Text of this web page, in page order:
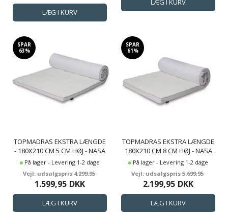
SPAR
63%
TOPMADRAS EKSTRA LÆNGDE
- 180X210 CM 5 CM HØJ - NASA
MEMORYSKUM - ERGONOMISK
TOPMADRAS - BORG LIVING
På lager - Levering 1-2 dage
4.299,95
1.599,95 DKK
SPAR
61%
TOPMADRAS EKSTRA LÆNGDE
180X210 CM 8 CM HØJ - NASA
MEMORYSKUM - ERGONOMISK
TOPMADRAS - BORG LIVING
TRYKAFLASTENDE MADRAS
På lager - Levering 1-2 dage
5.699,95
2.199,95 DKK